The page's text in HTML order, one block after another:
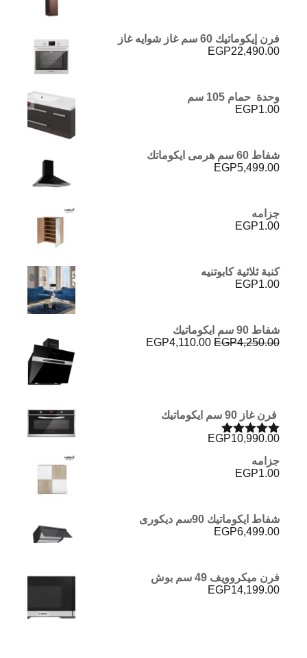
فرن إيكوماتيك 60 سم غاز شوايه غاز
EGP22,490.00
وحدة حمام 105 سم
EGP1.00
شفاط 60 سم هرمى ايكوماتك
EGP5,499.00
جزامه
EGP1.00
كنبة ثلاثية كابوتنيه
EGP1.00
شفاط 90 سم ايكوماتيك
EGP4,250.00
السعر
EGP4,110.00
فرن غاز 90 سم ايكوماتيك
تم التقييم
5.00
EGP10,990.00
جزامه
EGP1.00
شفاط ايكوماتيك 90سم ديكورى
EGP6,499.00
فرن ميكروويف 49 سم بوش
EGP14,199.00